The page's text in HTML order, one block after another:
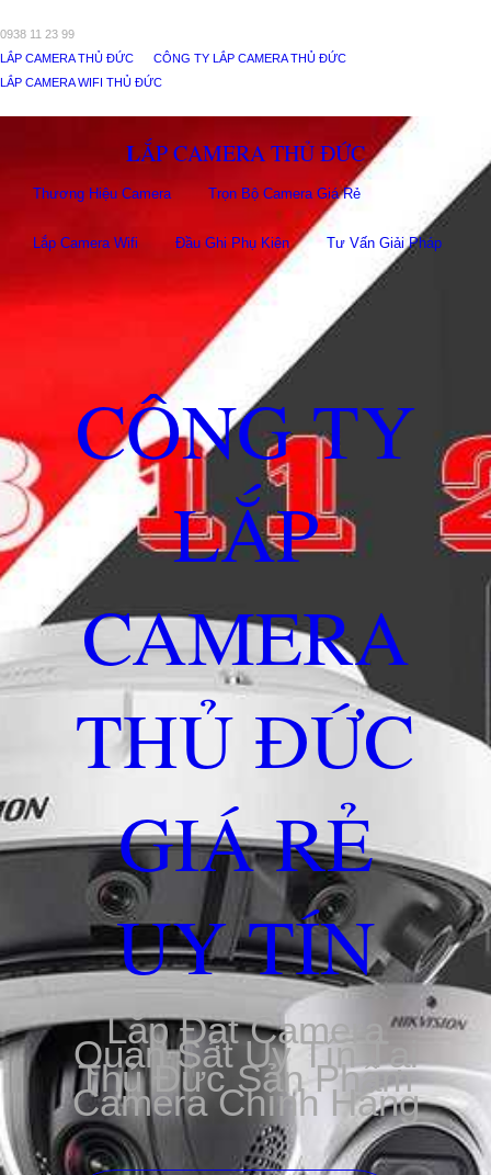
0938 11 23 99
LẮP CAMERA THỦ ĐỨC
CÔNG TY LẮP CAMERA THỦ ĐỨC
LẮP CAMERA WIFI THỦ ĐỨC
LẮP CAMERA THỦ ĐỨC
Thương Hiệu Camera Trọn Bộ Camera Giá Rẻ
Lắp Camera Wifi Đầu Ghi Phụ Kiên Tư Vấn Giải Pháp
CÔNG TY
LẮP
CAMERA
THỦ ĐỨC
GIÁ RẺ
UY TÍN
Lắp Đặt Camera
Quan Sát Uy Tín Tại
Thủ Đức Sản Phẩm
Camera Chính Hãng